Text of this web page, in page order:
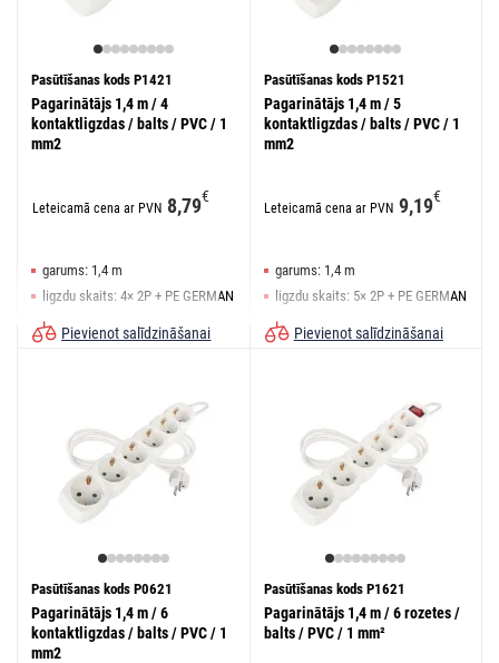
Pasūtīšanas kods P1421
Pagarinātājs 1,4 m / 4
kontaktligzdas / balts / PVC / 1
mm2
Leteicamā cena ar PVN 8,79€
garums: 1,4 m
ligzdu skaits: 4× 2P + PE GERMAN
slēdzis: jā
Pievienot salīdzināšanai
Pasūtīšanas kods P1521
Pagarinātājs 1,4 m / 5
kontaktligzdas / balts / PVC / 1
mm2
Leteicamā cena ar PVN 9,19€
garums: 1,4 m
ligzdu skaits: 5× 2P + PE GERMAN
slēdzis: jā
Pievienot salīdzināšanai
Pasūtīšanas kods P0621
Pagarinātājs 1,4 m / 6
kontaktligzdas / balts / PVC / 1
mm2
Pasūtīšanas kods P1621
Pagarinātājs 1,4 m / 6 rozetes /
balts / PVC / 1 mm²